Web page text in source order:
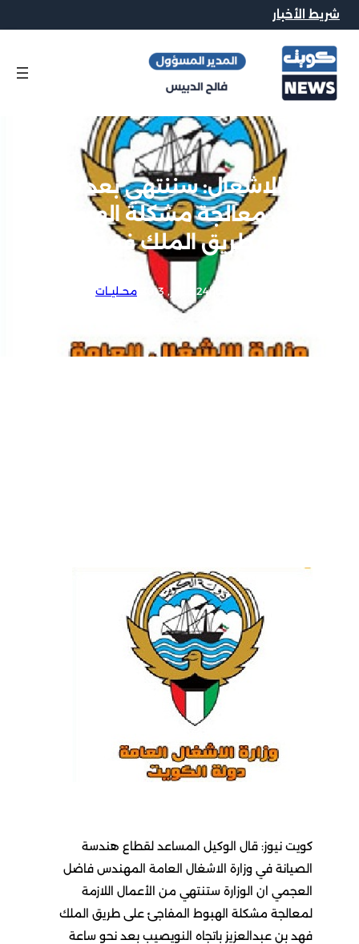
شريط الأخبار
وزارة الاشغال: سننتهي بعد ساعة
من معالجة مشكلة الهبوط
بطريق الملك فهد
|24 فبراير, 2013 محــليــات
كويت نيوز: قال الوكيل المساعد لقطاع هندسة
الصيانة في وزارة الاشغال العامة المهندس فاضل
العجمي ان الوزارة ستنتهي من الأعمال اللازمة
لمعالجة مشكلة الهبوط المفاجئ على طريق الملك
فهد بن عبدالعزيز باتجاه النويصيب بعد نحو ساعة